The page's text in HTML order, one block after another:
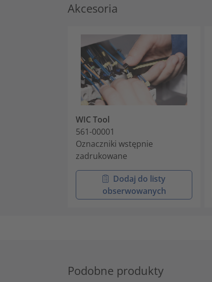
Akcesoria
WIC Tool
561-00001
Oznaczniki wstępnie
zadrukowane
Dodaj do listy
obserwowanych
Podobne produkty